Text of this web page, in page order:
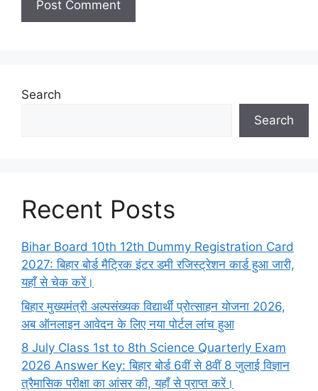
Search
Search
Recent Posts
Bihar Board 10th 12th Dummy Registration Card
2027: बिहार बोर्ड मैट्रिक इंटर डमी रजिस्ट्रेशन कार्ड हुआ जारी,
यहाँ से चेक करें।
बिहार मुख्यमंत्री अल्पसंख्यक विद्यार्थी प्रोत्साहन योजना 2026,
अब ऑनलाइन आवेदन के लिए नया पोर्टल लांच हुआ
8 July Class 1st to 8th Science Quarterly Exam
2026 Answer Key: बिहार बोर्ड 6वीं से 8वीं 8 जुलाई विज्ञान
त्रैमासिक परीक्षा का आंसर की, यहाँ से प्राप्त करें।